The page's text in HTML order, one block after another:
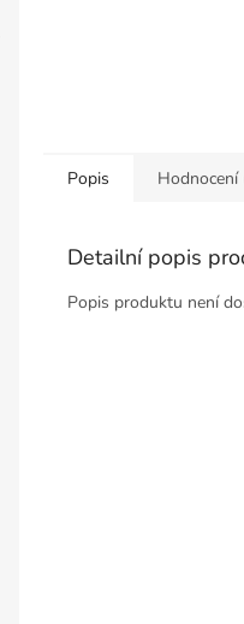
Popis Hodnocení
Detailní popis
Popis produktu není